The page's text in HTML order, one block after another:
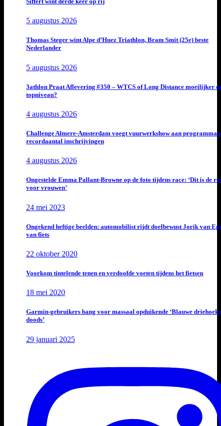
5 augustus 2026
Thomas Steger wint Alpe d’Huez Triathlon, Bram Smit (25e) beste
Nederlander
5 augustus 2026
3athlon Praat Aflevering #350 – WTCS of Long Distance moeilijker
topniveau?
4 augustus 2026
Challenge Almere-Amsterdam voegt vuurwerkshow aan programma
recordaantal inschrijvingen
4 augustus 2026
Ongestelde Emma Pallant-Browne op de foto tijdens race: ‘Dit is de
voor vrouwen’
24 mei 2023
Ongekend heftige beelden: automobilist rijdt doelbewust Jorik van
van fiets
22 oktober 2020
Voorkom tintelende tenen en verdoofde voeten tijdens het fietsen
18 mei 2020
Garmin-gebruikers bang voor massaal opduikende ‘Blauwe driehoek
doods’
29 januari 2025